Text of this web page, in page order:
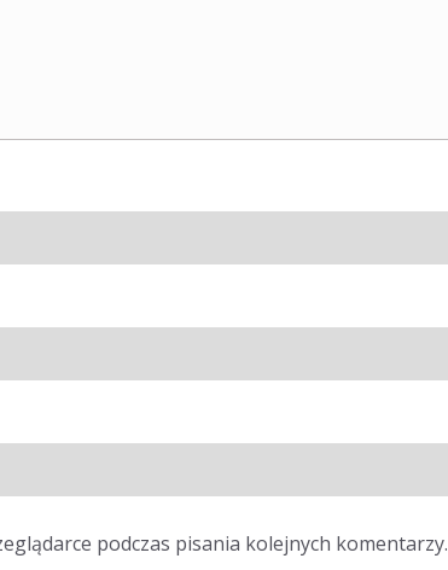
podczas pisania kolejnych komentarzy.